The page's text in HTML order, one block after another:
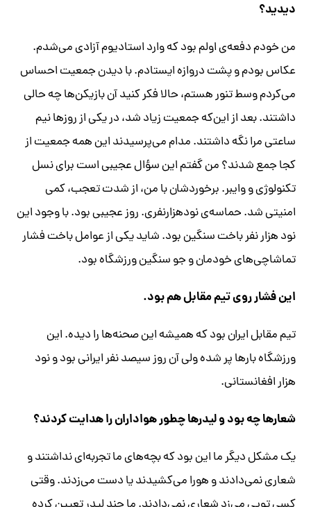
دیدید؟
من خودم دفعه‌ی اولم بود که وارد استادیوم آزادی می‌شدم.
عکاس بودم و پشت دروازه ایستادم. با دیدن جمعیت احساس
می‌کردم وسط تنور هستم، حالا فکر کنید آن بازیکن‌ها چه حالی
داشتند. بعد از این‌که جمعیت زیاد شد، در یکی از روزها نیم
ساعتی مرا نگه داشتند. مدام می‌پرسیدند این همه جمعیت از
کجا جمع شدند؟ من گفتم این سؤال عجیبی است برای نسل
تکنولوژی و وایبر. برخوردشان با من، از شدت تعجب، کمی
امنیتی شد. حماسه‌ی نودهزارنفری. روز عجیبی بود. با وجود این
نود هزار نفر باخت سنگین بود. شاید یکی از عوامل باخت فشار
تماشاچی‌های خودمان و جو سنگین ورزشگاه بود.
این فشار روی تیم مقابل هم بود.
تیم مقابل ایران بود که همیشه این صحنه‌ها را دیده. این
ورزشگاه بارها پر شده ولی آن روز سیصد نفر ایرانی بود و نود
هزار افغانستانی.
شعارها چه بود و لیدرها چطور هواداران را هدایت کردند؟
یک مشکل دیگر ما این بود که بچه‌های ما تجربه‌ای نداشتند و
شعاری نمی‌دادند و هورا می‌کشیدند یا دست می‌زدند. وقتی